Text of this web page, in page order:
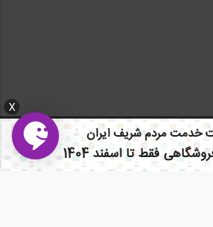
X
خدمت مردم شریف ایران
فقط تا اسفند 1404